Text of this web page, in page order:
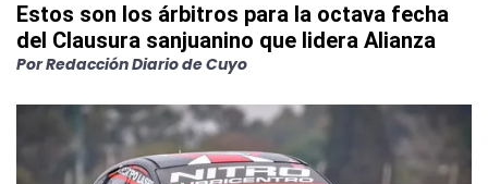
Estos son los árbitros para la octava fecha
del Clausura sanjuanino que lidera Alianza
PorRedacción Diario de Cuyo